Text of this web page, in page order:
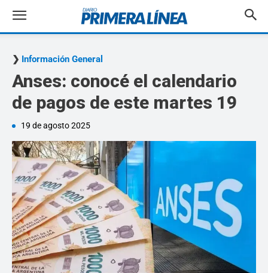
Información General
Anses: conocé el calendario
de pagos de este martes 19
19 de agosto 2025